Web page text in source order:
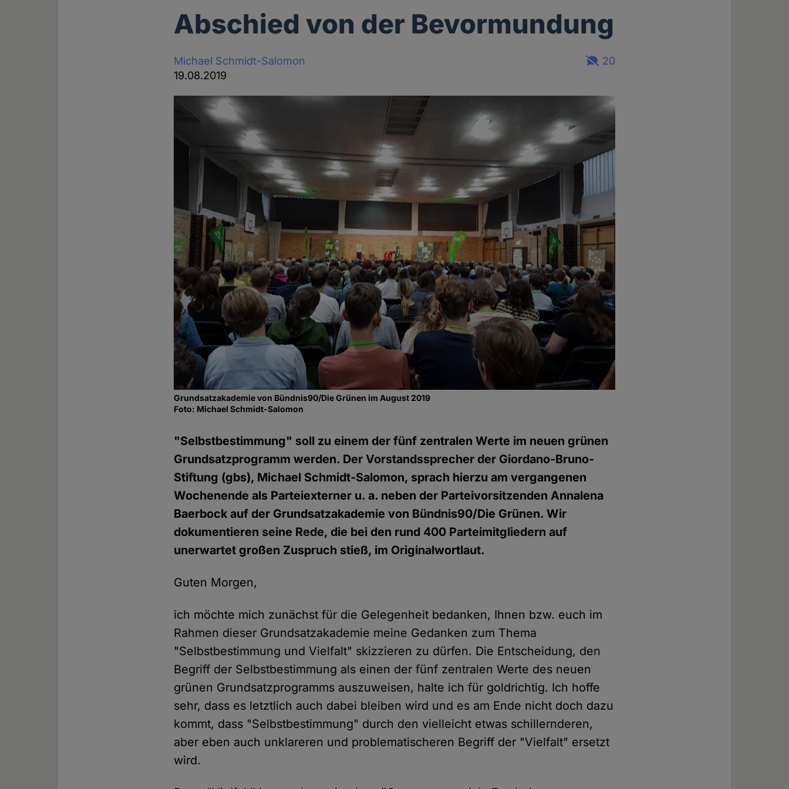
Abschied von der Bevormundung
Michael Schmidt-Salomon
19.08.2019
20
Grundsatzakademie von Bündnis90/Die Grünen im August 2019
Foto: Michael Schmidt-Salomon
"Selbstbestimmung" soll zu einem der fünf zentralen Werte im neuen grünen
Grundsatzprogramm werden. Der Vorstandssprecher der Giordano-Bruno-
Stiftung (gbs), Michael Schmidt-Salomon, sprach hierzu am vergangenen
Wochenende als Parteiexterner u. a. neben der Parteivorsitzenden Annalena
Baerbock auf der Grundsatzakademie von Bündnis90/Die Grünen. Wir
dokumentieren seine Rede, die bei den rund 400 Parteimitgliedern auf
unerwartet großen Zuspruch stieß, im Originalwortlaut.
Guten Morgen,
ich möchte mich zunächst für die Gelegenheit bedanken, Ihnen bzw. euch im
Rahmen dieser Grundsatzakademie meine Gedanken zum Thema
"Selbstbestimmung und Vielfalt" skizzieren zu dürfen. Die Entscheidung, den
Begriff der Selbstbestimmung als einen der fünf zentralen Werte des neuen
grünen Grundsatzprogramms auszuweisen, halte ich für goldrichtig. Ich hoffe
sehr, dass es letztlich auch dabei bleiben wird und es am Ende nicht doch dazu
kommt, dass "Selbstbestimmung" durch den vielleicht etwas schillernderen,
aber eben auch unklareren und problematischeren Begriff der "Vielfalt" ersetzt
wird.